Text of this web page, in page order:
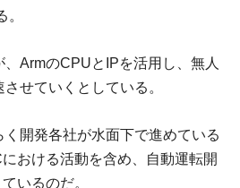
ArmのCPUとIPを活用し、無人
せていくとしている。
開発各社が水面下で進めている
おける活動を含め、自動運転開
いるのだ。